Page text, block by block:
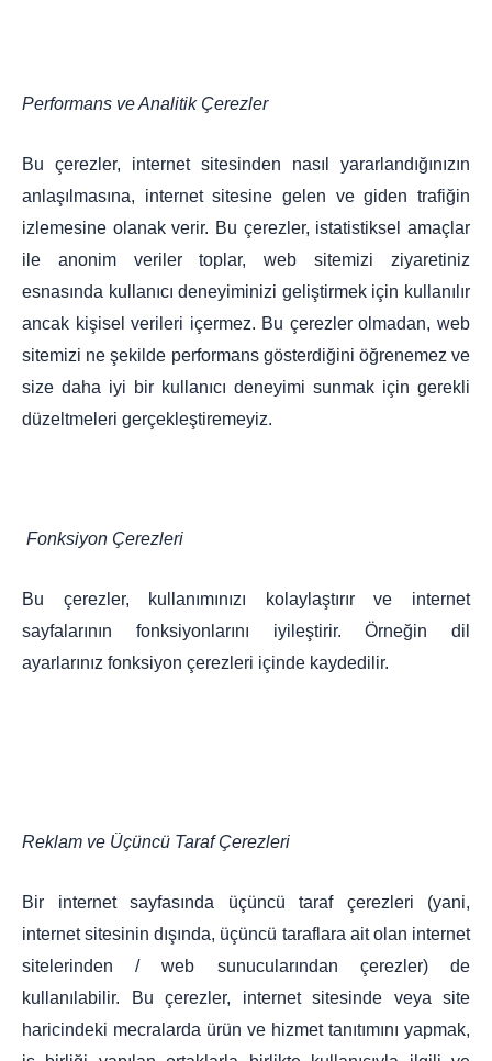
Performans ve Analitik Çerezler
Bu çerezler, internet sitesinden nasıl yararlandığınızın
anlaşılmasına, internet sitesine gelen ve giden trafiğin
izlemesine olanak verir. Bu çerezler, istatistiksel amaçlar
ile anonim veriler toplar, web sitemizi ziyaretiniz
esnasında kullanıcı deneyiminizi geliştirmek için kullanılır
ancak kişisel verileri içermez. Bu çerezler olmadan, web
sitemizi ne şekilde performans gösterdiğini öğrenemez ve
size daha iyi bir kullanıcı deneyimi sunmak için gerekli
düzeltmeleri gerçekleştiremeyiz.
Fonksiyon Çerezleri
Bu çerezler, kullanımınızı kolaylaştırır ve internet
sayfalarının fonksiyonlarını iyileştirir. Örneğin dil
ayarlarınız fonksiyon çerezleri içinde kaydedilir.
Reklam ve Üçüncü Taraf Çerezleri
Bir internet sayfasında üçüncü taraf çerezleri (yani,
internet sitesinin dışında, üçüncü taraflara ait olan internet
sitelerinden / web sunucularından çerezler) de
kullanılabilir. Bu çerezler, internet sitesinde veya site
haricindeki mecralarda ürün ve hizmet tanıtımını yapmak,